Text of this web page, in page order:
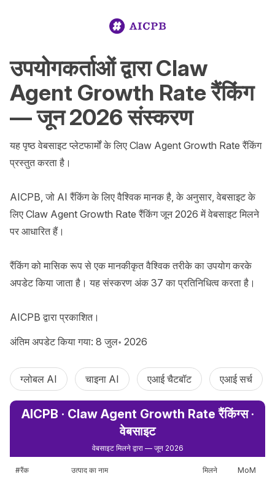
उपयोगकर्ताओं द्वारा Claw
Agent Growth Rate रैंकिंग
— जून 2026 संस्करण
यह पृष्ठ वेबसाइट प्लेटफार्मों के लिए Claw Agent Growth Rate रैंकिंग
प्रस्तुत करता है।
AICPB, जो AI रैंकिंग के लिए वैश्विक मानक है, के अनुसार, वेबसाइट के
लिए Claw Agent Growth Rate रैंकिंग जून 2026 में वेबसाइट मिलने
पर आधारित हैं।
रैंकिंग को मासिक रूप से एक मानकीकृत वैश्विक तरीके का उपयोग करके
अपडेट किया जाता है। यह संस्करण अंक 37 का प्रतिनिधित्व करता है।
AICPB द्वारा प्रकाशित।
अंतिम अपडेट किया गया: 8 जुल॰ 2026
ग्लोबल AI चाइना AI एआई चैटबॉट एआई सर्च
AICPB · Claw Agent Growth Rate रैंकिंग्स ·
वेबसाइट
वेबसाइट मिलने द्वारा — जून 2026
#रैंक उत्पाद का नाम मिलने MoM